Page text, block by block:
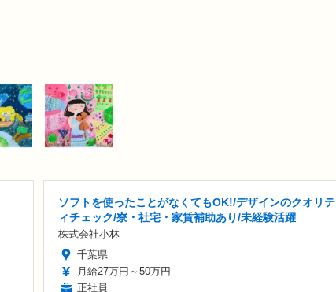
ソフトを使ったことがなくてもOK!/デザインのクオリテ
ィチェック/寮・社宅・家賃補助あり/未経験活躍
株式会社小林
千葉県
月給27万円～50万円
正社員